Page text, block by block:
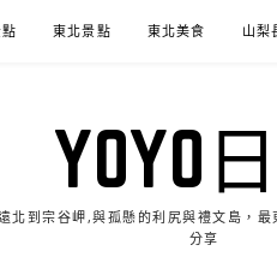
東北景點 東北美食 山梨
YOYO
北到宗谷岬,與孤懸的利尻與禮文島，
分享